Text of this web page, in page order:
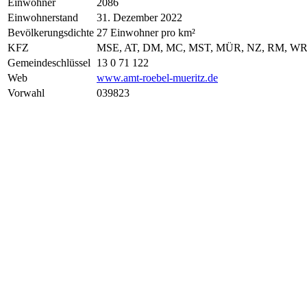
Einwohnerstand
31. Dezember 2022
Bevölkerungsdichte 27 Einwohner pro km²
KFZ
MSE, AT, DM, MC, MST, MÜR, NZ, RM,
Gemeindeschlüssel
13 0 71 122
Web
www.amt-roebel-mueritz.de
Vorwahl
039823